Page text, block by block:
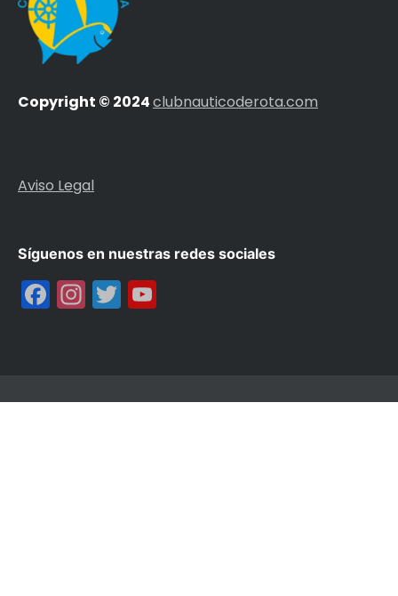
Copyright © 2024clubnauticoderota.com
Aviso Legal
Síguenos en nuestras redes sociales
Facebook
Instagram
Twitter